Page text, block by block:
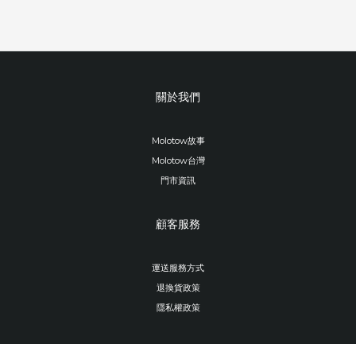
關於我們
Molotow故事
Molotow台灣
門市資訊
顧客服務
運送服務方式
退換貨政策
隱私權政策